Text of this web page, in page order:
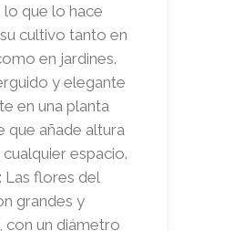
lo que lo hace
cultivo tanto en
en jardines.
y elegante
en una planta
que añade altura
espacio.
: Las flores del
grandes y
con un diámetro